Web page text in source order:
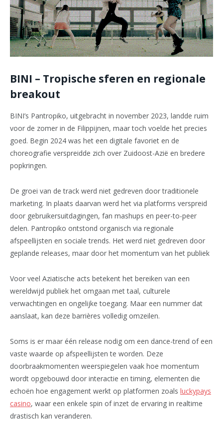
BINI – Tropische sferen en regionale
breakout
BINI’s Pantropiko, uitgebracht in november 2023, landde ruim
voor de zomer in de Filippijnen, maar toch voelde het precies
goed. Begin 2024 was het een digitale favoriet en de
choreografie verspreidde zich over Zuidoost-Azië en bredere
popkringen.
De groei van de track werd niet gedreven door traditionele
marketing. In plaats daarvan werd het via platforms verspreid
door gebruikersuitdagingen, fan mashups en peer-to-peer
delen. Pantropiko ontstond organisch via regionale
afspeellijsten en sociale trends. Het werd niet gedreven door
geplande releases, maar door het momentum van het publiek
Voor veel Aziatische acts betekent het bereiken van een
wereldwijd publiek het omgaan met taal, culturele
verwachtingen en ongelijke toegang. Maar een nummer dat
aanslaat, kan deze barrières volledig omzeilen.
Soms is er maar één release nodig om een dance-trend of een
vaste waarde op afspeellijsten te worden. Deze
doorbraakmomenten weerspiegelen vaak hoe momentum
wordt opgebouwd door interactie en timing, elementen die
echoën hoe engagement werkt op platformen zoals luckypays
casino, waar een enkele spin of inzet de ervaring in realtime
drastisch kan veranderen.